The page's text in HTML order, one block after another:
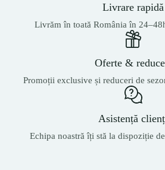
Livrare rapidă
Livrăm în toată România în
Oferte &
Promoții exclusive și reduceri de
Asistență
Echipa noastră îți stă la dispoziție